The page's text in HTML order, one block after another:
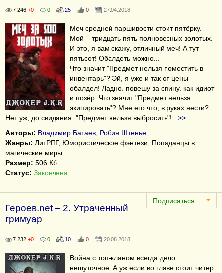
7 246 +0 0 25 0 27.04.2018
Меч средней паршивости стоит пятёрку.
Мой – тридцать пять полновесных золотых.
И это, я вам скажу, отличный меч! А тут –
пятьсот! Обалдеть можно...
Что значит "Предмет нельзя поместить в
инвентарь"? Эй, я уже и так от цены
обалдел! Ладно, повешу за спину, как идиот
и позёр. Что значит "Предмет нельзя
экипировать"? Мне его что, в руках нести?
Нет уж, до свидания. "Предмет нельзя выбросить"!
>>
Авторы: Владимир Батаев Робин Штенье
Жанры: ЛитРПГ, Юмористическое фэнтези, Попаданцы в
магические миры
Размер: 506 Кб
Статус: Закончена
Героев.net – 2. Утраченный
гримуар
7 232 +0 0 10 0 20.08.2018
Война с топ-кланом всегда дело
нешуточное. А уж если во главе стоит читер